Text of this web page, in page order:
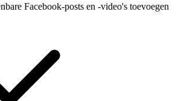
Facebook-posts en -video's toevoegen